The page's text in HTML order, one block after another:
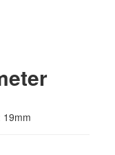
19mm